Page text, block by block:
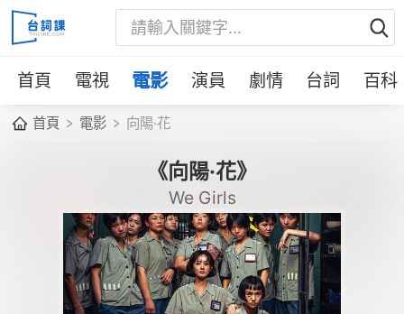
首頁 電視 電影 演員 劇情 台詞 百科
首頁 電影 向陽·花
《向陽·花》
We Girls